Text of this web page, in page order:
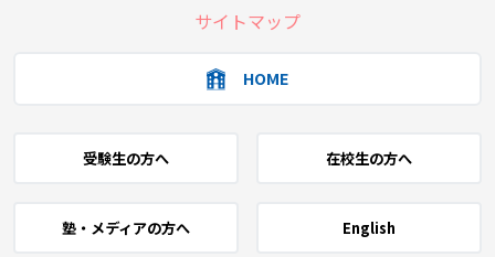
サイトマップ
HOME
受験生の方へ 在校生の方へ
塾・メディアの方へ English